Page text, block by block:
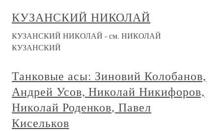
КУЗАНСКИЙ НИКОЛАЙ
КУЗАНСКИЙ НИКОЛАЙ - см. НИКОЛАЙ
КУЗАНСКИЙ
Танковые асы: Зиновий Колобанов,
Андрей Усов, Николай Никифоров,
Николай Роденков, Павел
Кисельков